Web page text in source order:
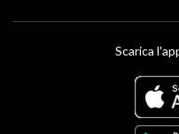
Scarica